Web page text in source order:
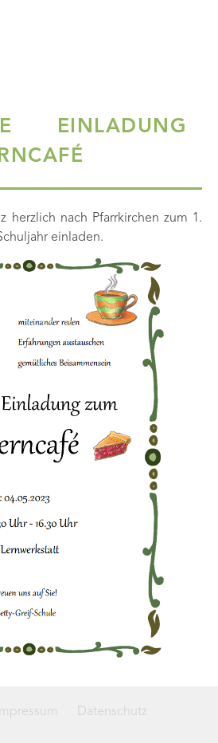
EINLADUNG
herzlich nach Pfarrkirchen zum 1.
einladen.
Impressum Datenschutz